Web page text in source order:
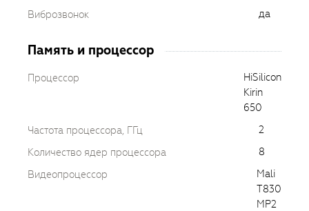
Виброзвонок
да
Память и процессор
Процессор
HiSilicon
Kirin
650
Частота процессора, ГГц
2
Количество ядер процессора
8
Видеопроцессор
Mali
T830
MP2